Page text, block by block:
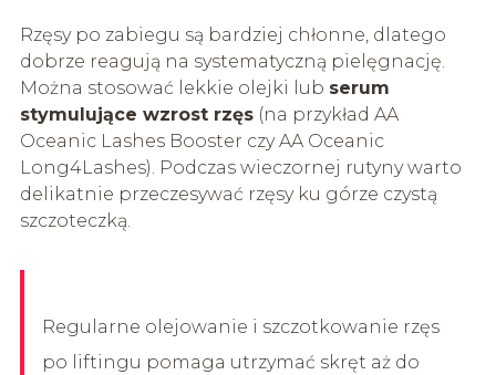
Rzęsy po zabiegu są bardziej chłonne, dlatego
dobrze reagują na systematyczną pielęgnację.
Można stosować lekkie olejki lub serum
stymulujące wzrost rzęs(na przykład AA
Oceanic Lashes Booster czy AA Oceanic
Long4Lashes). Podczas wieczornej rutyny warto
delikatnie przeczesywać rzęsy ku górze czystą
szczoteczką.
Regularne olejowanie i szczotkowanie rzęs
po liftingu pomaga utrzymać skręt aż do